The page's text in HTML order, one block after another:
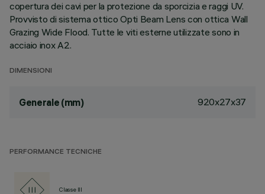
copertura dei cavi per la protezione da sporcizia e raggi UV.
Provvisto di sistema ottico Opti Beam Lens con ottica Wall
Grazing Wide Flood. Tutte le viti esterne utilizzate sono in
acciaio inox A2.
DIMENSIONI
Generale (mm) 920x27x37
PERFORMANCE TECNICHE
Classe III